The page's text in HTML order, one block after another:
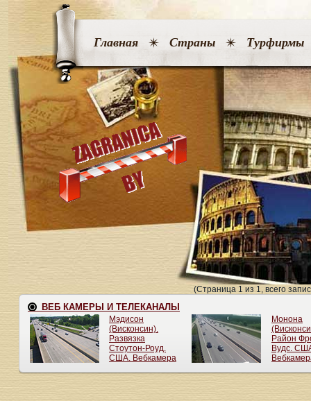
Главная Страны Турфирмы
(Страница 1 из 1, всего